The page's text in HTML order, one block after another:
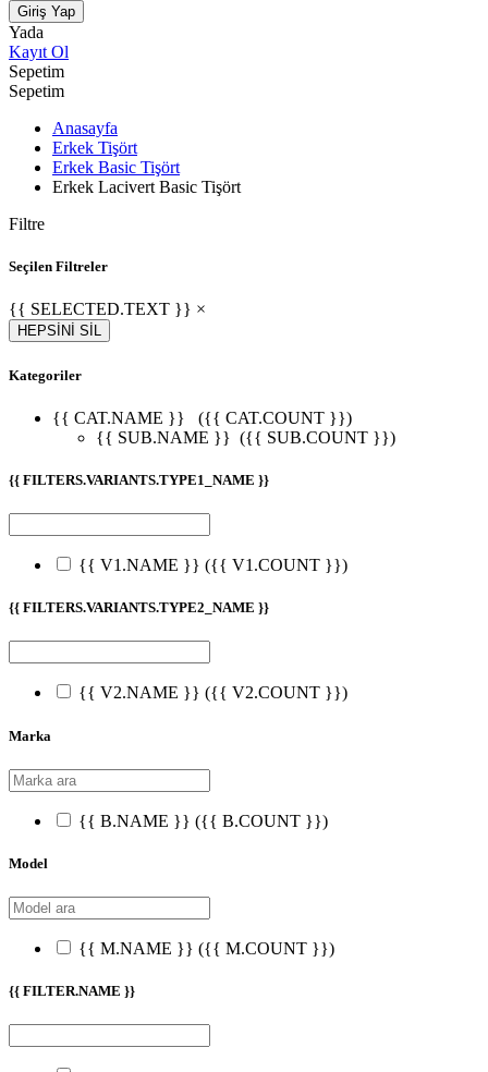
Giriş Yap
Yada
Kayıt Ol
Sepetim
Sepetim
Anasayfa
Erkek Tişört
Erkek Basic Tişört
Erkek Lacivert Basic Tişört
Filtre
Seçilen Filtreler
{{ SELECTED.TEXT }} ×
HEPSİNİ SİL
Kategoriler
{{ CAT.NAME }}
({{ CAT.COUNT }})
{{ SUB.NAME }} ({{ SUB.COUNT }})
{{ FILTERS.VARIANTS.TYPE1_NAME }}
{{ V1.NAME }} ({{ V1.COUNT }})
{{ FILTERS.VARIANTS.TYPE2_NAME }}
{{ V2.NAME }} ({{ V2.COUNT }})
Marka
{{ B.NAME }} ({{ B.COUNT }})
Model
{{ M.NAME }} ({{ M.COUNT }})
{{ FILTER.NAME }}